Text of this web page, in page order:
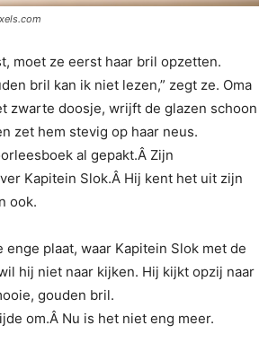
moet ze eerst haar bril opzetten.
bril kan ik niet lezen,” zegt ze. Oma
zwarte doosje, wrijft de glazen schoon
zet hem stevig op haar neus.
al gepakt.Â Zijn
Kapitein Slok.Â Hij kent het uit zijn
ook.
plaat, waar Kapitein Slok met de
hij niet naar kijken. Hij kijkt opzij naar
gouden bril.
om.Â Nu is het niet eng meer.